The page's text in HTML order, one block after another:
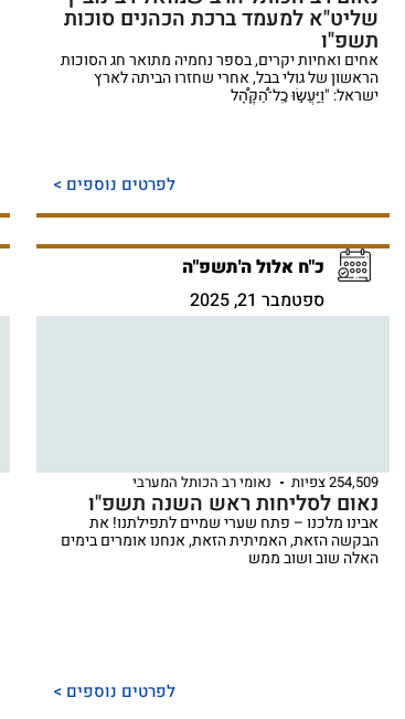
שליט"א למעמד ברכת הכהנים סוכות
תשפ"ו
אחים ואחיות יקרים, בספר נחמיה מתואר חג הסוכות
הראשון של גולי בבל, אחרי שחזרו הביתה לארץ
ישראל: "וַיַּֽעֲשׂ֣וּ כׇֽל־הַ֠קָּהָ֠ל
לפרטים נוספים >
כ"ח אלול ה'תשפ"ה
ספטמבר 21, 2025
254,509 צפיות נאומי רב הכותל המערבי
נאום לסליחות ראש השנה תשפ"ו
אבינו מלכנו – פתח שערי שמיים לתפילתנו! את
הבקשה הזאת, האמיתית הזאת, אנחנו אומרים בימים
האלה שוב ושוב ממש
לפרטים נוספים >